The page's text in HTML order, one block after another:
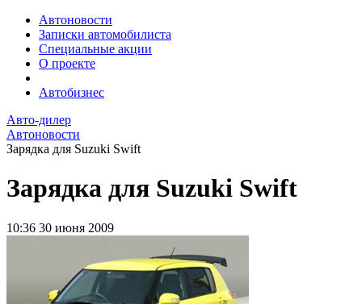
Автоновости
Записки автомобилиста
Специальные акции
О проекте
Автобизнес
Авто-дилер
Автоновости
Зарядка для Suzuki Swift
Зарядка для Suzuki Swift
10:36 30 июня 2009